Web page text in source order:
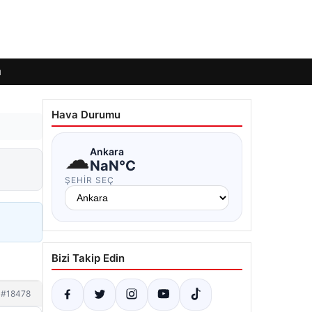
#18478
Hava Durumu
☁Ankara
NaN°C
ŞEHIR SEÇ
Bizi Takip Edin